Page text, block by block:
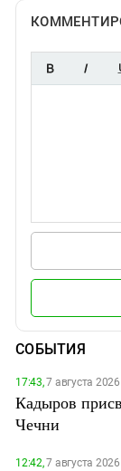
СОБЫТИЯ
17:43,7 августа 2026
Кадыров
Чечни
12:42,7 августа 2026